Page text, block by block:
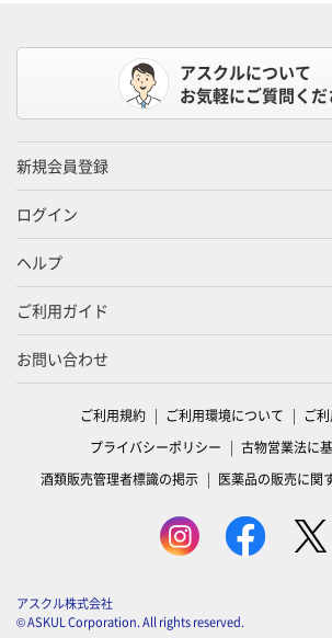
アスクルについて
お気軽にご質問くだ
新規会員登録
ログイン
ヘルプ
ご利用ガイド
お問い合わせ
ご利用規約 ご利用環境について
ご
プライバシーポリシー
古物営業法に
酒類販売管理者標識の掲示
医薬品の販売に関
アスクル株式会社
© ASKUL Corporation. All rights reserved.